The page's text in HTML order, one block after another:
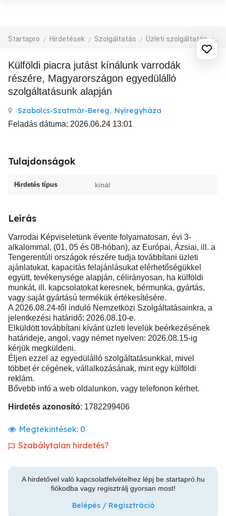
Startapro Hirdetések Szolgáltatás Üzleti szolgáltatás
Külföldi piacra jutást kínálunk varrodák
részére, Magyarországon egyedülálló
szolgáltatásunk alapján
Szabolcs-Szatmár-Bereg, Nyíregyháza
Feladás dátuma: 2026.06.24 13:01
Tulajdonságok
Hirdetés típus kínál
Leírás
Varrodai Képviseletünk évente folyamatosan, évi 3-
alkalommal, (01, 05 és 08-hóban), az Európai, Ázsiai, ill. a
Tengerentúli országok részére tudja továbbítani üzleti
ajánlatukat, kapacitás felajánlásukat elérhetőségükkel
együtt, tevékenysége alapján, célirányosan, ha külföldi
munkát, ill. kapcsolatokat keresnek, bérmunka, gyártás,
vagy saját gyártású termékük értékesítésére.
A 2026.08.24-től induló Nemzetközi Szolgáltatásainkra, a
jelentkezési határidő: 2026.08.10-e.
Elküldött továbbítani kívánt üzleti levelük beérkezésének
határideje, angol, vagy német nyelven: 2026.08.15-ig
kérjük megküldeni.
Éljen ezzel az egyedülálló szolgáltatásunkkal, mivel
többet ér cégének, vállalkozásának, mint egy külföldi
reklám.
Bővebb infó a web oldalunkon, vagy telefonon kérhet.
Hirdetés azonosító: 1782299406
Megtekintések: 0
Szabálytalan hirdetés?
A hirdetővel való kapcsolatfelvételhez lépj be startapró.hu
fiókodba vagy regisztrálj gyorsan most!
Belépés / Regisztráció